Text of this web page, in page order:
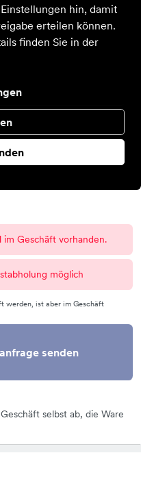
hin, damit
erteilen können.
finden Sie in der
Geschäft vorhanden.
möglich
werden, ist aber im Geschäft
senden
selbst ab, die Ware